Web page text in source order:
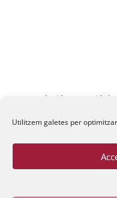
Utilitzem galetes per
Fundació La Passió